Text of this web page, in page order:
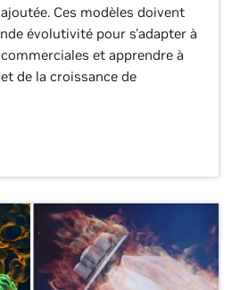
Ces modèles doivent
évolutivité pour s'adapter à
et apprendre à
de la croissance de